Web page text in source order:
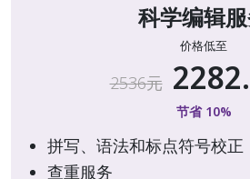
科学编辑
价格低至
2536元
节省 10%
拼写、语法和标点符号校正
查重服务